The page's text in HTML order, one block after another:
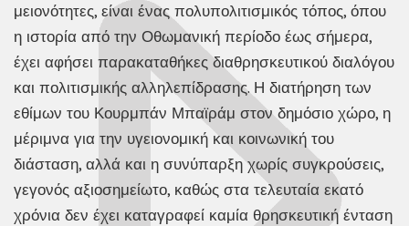
μειονότητες, είναι ένας πολυπολιτισμικός τόπος, όπου
η ιστορία από την Οθωμανική περίοδο έως σήμερα,
έχει αφήσει παρακαταθήκες διαθρησκευτικού διαλόγου
και πολιτισμικής αλληλεπίδρασης. Η διατήρηση των
εθίμων του Κουρμπάν Μπαϊράμ στον δημόσιο χώρο, η
μέριμνα για την υγειονομική και κοινωνική του
διάσταση, αλλά και η συνύπαρξη χωρίς συγκρούσεις,
γεγονός αξιοσημείωτο, καθώς στα τελευταία εκατό
χρόνια δεν έχει καταγραφεί καμία θρησκευτική ένταση